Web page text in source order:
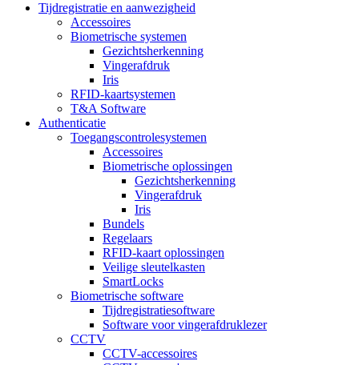
Tijdregistratie en aanwezigheid
Accessoires
Biometrische systemen
Gezichtsherkenning
Vingerafdruk
Iris
RFID-kaartsystemen
T&A Software
Authenticatie
Toegangscontrolesystemen
Accessoires
Biometrische oplossingen
Gezichtsherkenning
Vingerafdruk
Iris
Bundels
Regelaars
RFID-kaart oplossingen
Veilige sleutelkasten
SmartLocks
Biometrische software
Tijdregistratiesoftware
Software voor vingerafdruklezer
CCTV
CCTV-accessoires